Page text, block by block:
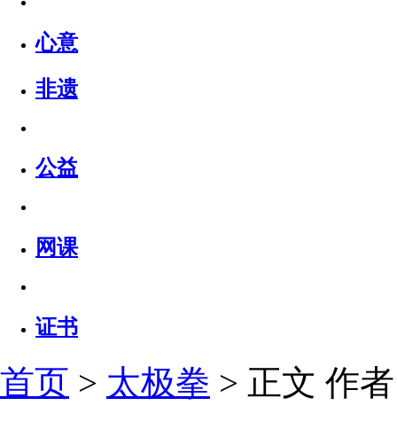
心意
非遗
公益
网课
证书
首页 > 太极拳 > 正文 作